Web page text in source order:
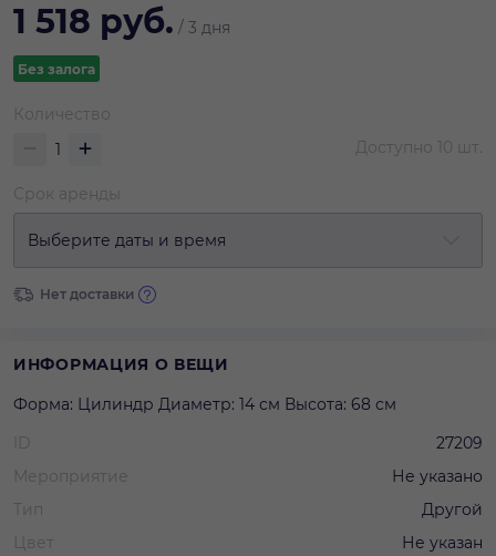
1 518 руб. / 3 дня
Без залога
Количество
Доступно 10 шт.
Срок аренды
Выберите даты и время
Нет доставки
ИНФОРМАЦИЯ О ВЕЩИ
Форма: Цилиндр Диаметр: 14 см Высота: 68 см
ID
27209
Мероприятие
Не указано
Тип
Другой
Цвет
Не указан